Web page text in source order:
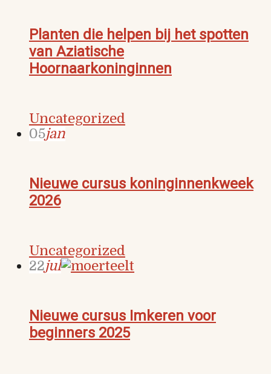
Planten die helpen bij het spotten
van Aziatische
Hoornaarkoninginnen
Uncategorized
05jan
Nieuwe cursus koninginnenkweek
2026
Uncategorized
22jul
Nieuwe cursus Imkeren voor
beginners 2025